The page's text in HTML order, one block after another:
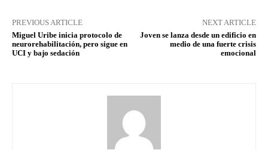
PREVIOUS ARTICLE
Miguel Uribe inicia protocolo de
neurorehabilitación, pero sigue en
UCI y bajo sedación
NEXT ARTICLE
Joven se lanza desde un edificio en
medio de una fuerte crisis
emocional